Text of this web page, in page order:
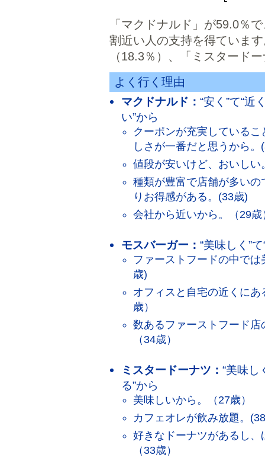
「マクドナルド」が59.0％
割近い人の支持を得ていま
（18.3％）、「ミスタード
よく行く理由
マクドナルド： “安く”て“近
い”から
クーポンが充実している
しさが一番だと思うから。
値段が安いけど、おいし
種類が豊富で店舗が多い
りお得感がある。(33歳)
会社から近いから。（29歳
モスバーガー： “美味しく”
ファーストフードの中で
歳)
オフィスと自宅の近くに
歳）
数あるファーストフード
（34歳）
ミスタードーナツ： “美味し
る”から
美味しいから。（27歳）
カフェオレが飲み放題。
好きなドーナツがあるし
（33歳）